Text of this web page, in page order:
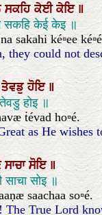
ਸਕਹਿਕੇਈਕੇਇ॥
सकहि केई केइ ॥
sakahi ké▫ee
they could not
ਤੇਵਡੁਹੋਇ॥
होइ ॥
ṫévad ho▫é.
as He wishes
ਸਾਚਾਸੋਇ॥
सोइ ॥
saachaa so▫é.
The True Lord